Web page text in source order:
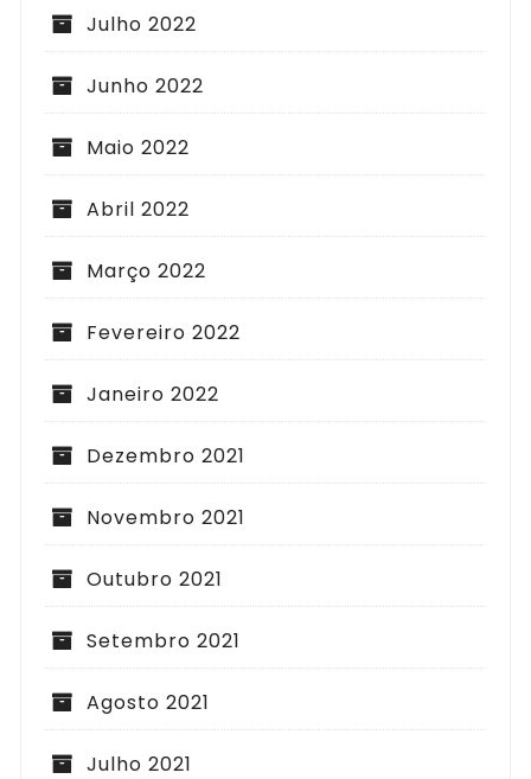
Julho 2022
Junho 2022
Maio 2022
Abril 2022
Março 2022
Fevereiro 2022
Janeiro 2022
Dezembro 2021
Novembro 2021
Outubro 2021
Setembro 2021
Agosto 2021
Julho 2021